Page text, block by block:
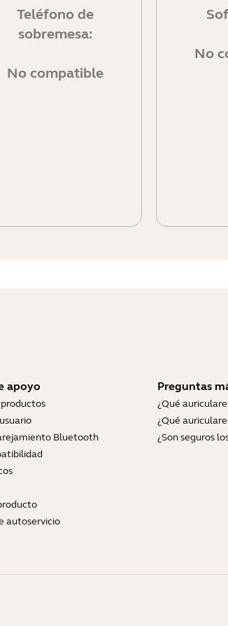
Teléfono de
sobremesa:
No compatible
No
apoyo
Bluetooth
autoservicio
Preguntas
¿Qué
¿Qué
¿Son seguros